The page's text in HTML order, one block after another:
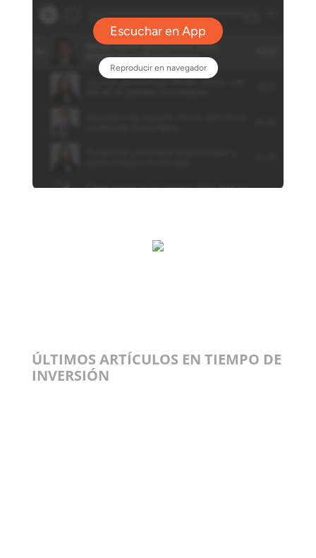
ÚLTIMOS ARTÍCULOS EN TIEMPO DE
INVERSIÓN